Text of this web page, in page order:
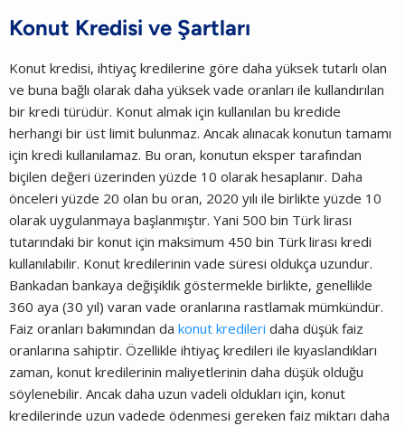
Konut Kredisi ve Şartları
Konut kredisi, ihtiyaç kredilerine göre daha yüksek tutarlı olan
ve buna bağlı olarak daha yüksek vade oranları ile kullandırılan
bir kredi türüdür. Konut almak için kullanılan bu kredide
herhangi bir üst limit bulunmaz. Ancak alınacak konutun tamamı
için kredi kullanılamaz. Bu oran, konutun eksper tarafından
biçilen değeri üzerinden yüzde 10 olarak hesaplanır. Daha
önceleri yüzde 20 olan bu oran, 2020 yılı ile birlikte yüzde 10
olarak uygulanmaya başlanmıştır. Yani 500 bin Türk lirası
tutarındaki bir konut için maksimum 450 bin Türk lirası kredi
kullanılabilir. Konut kredilerinin vade süresi oldukça uzundur.
Bankadan bankaya değişiklik göstermekle birlikte, genellikle
360 aya (30 yıl) varan vade oranlarına rastlamak mümkündür.
Faiz oranları bakımından da konut kredileri daha düşük faiz
oranlarına sahiptir. Özellikle ihtiyaç kredileri ile kıyaslandıkları
zaman, konut kredilerinin maliyetlerinin daha düşük olduğu
söylenebilir. Ancak daha uzun vadeli oldukları için, konut
kredilerinde uzun vadede ödenmesi gereken faiz miktarı daha